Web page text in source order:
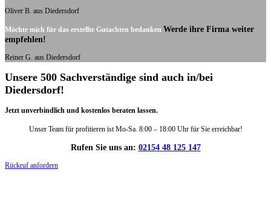
Oliver B. aus Diedersdorf
Möchte mich für das erstellte Gutachten bedanken Werde ihre Firma weiter
empfehlen!
Reiner G. aus Diedersdorf
Unsere 500 Sachverständige sind auch in/bei
Diedersdorf!
Jetzt unverbindlich und kostenlos beraten lassen.
Unser Team für profitieren ist Mo-Sa. 8:00 – 18:00 Uhr für Sie erreichbar!
Rufen Sie uns an: 02154 48 125 147
Rückruf anfordern